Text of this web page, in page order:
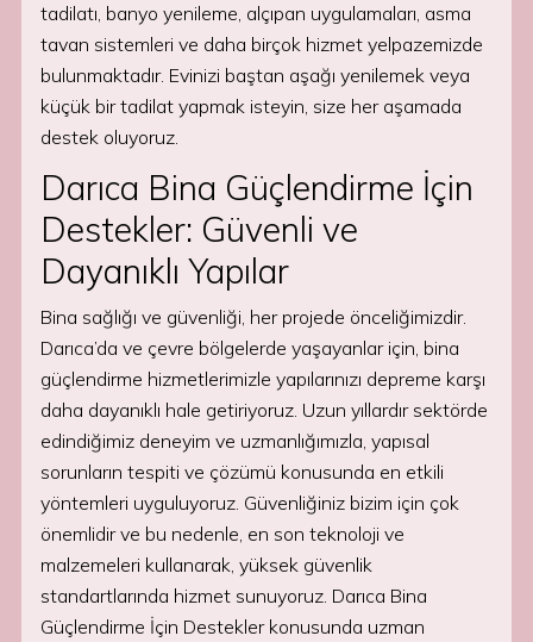
tadilatı, banyo yenileme, alçıpan uygulamaları, asma
tavan sistemleri ve daha birçok hizmet yelpazemizde
bulunmaktadır. Evinizi baştan aşağı yenilemek veya
küçük bir tadilat yapmak isteyin, size her aşamada
destek oluyoruz.
Darıca Bina Güçlendirme İçin
Destekler: Güvenli ve
Dayanıklı Yapılar
Bina sağlığı ve güvenliği, her projede önceliğimizdir.
Darıca’da ve çevre bölgelerde yaşayanlar için, bina
güçlendirme hizmetlerimizle yapılarınızı depreme karşı
daha dayanıklı hale getiriyoruz. Uzun yıllardır sektörde
edindiğimiz deneyim ve uzmanlığımızla, yapısal
sorunların tespiti ve çözümü konusunda en etkili
yöntemleri uyguluyoruz. Güvenliğiniz bizim için çok
önemlidir ve bu nedenle, en son teknoloji ve
malzemeleri kullanarak, yüksek güvenlik
standartlarında hizmet sunuyoruz. Darıca Bina
Güçlendirme İçin Destekler konusunda uzman